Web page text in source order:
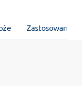
Zastosowanie